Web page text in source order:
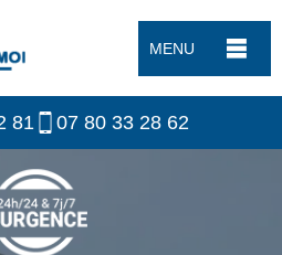
MENU
81 07 80 33 28 62